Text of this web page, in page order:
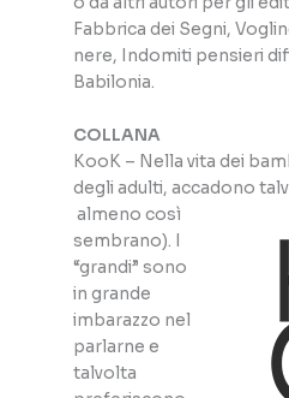
Fabbrica dei Segni,
nere, Indomiti pensieri
Babilonia.
COLLANA
KooK – Nella vita dei
degli adulti, accadono
almeno così
sembrano). I
“grandi” sono
in grande
imbarazzo nel
parlarne e
talvolta